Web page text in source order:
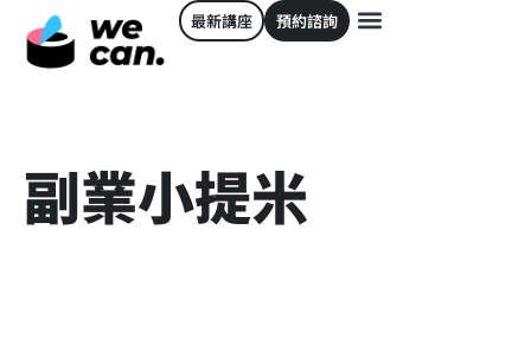
最新講座 預約諮詢
副業小提米